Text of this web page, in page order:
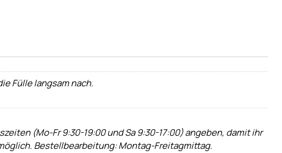
Fülle langsam nach.
(Mo-Fr 9:30-19:00 und Sa 9:30-17:00) angeben, damit ihr
Bestellbearbeitung: Montag-Freitagmittag.